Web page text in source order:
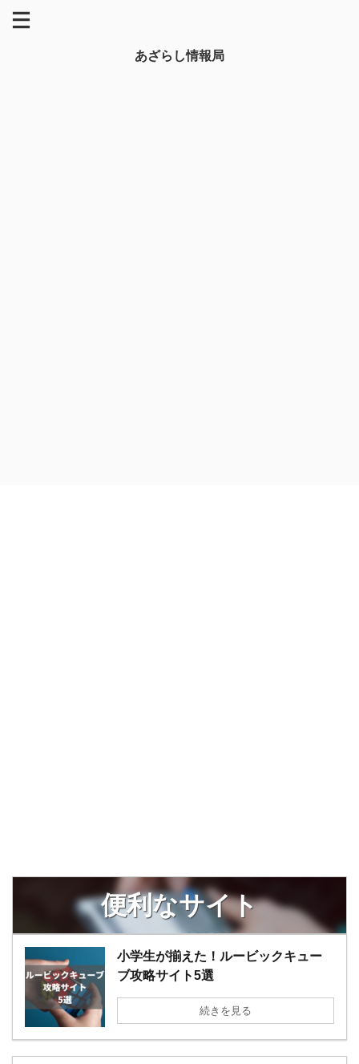
あざらし情報局
便利なサイト
小学生が揃えた！ルービックキュー
ブ攻略サイト5選
続きを見る